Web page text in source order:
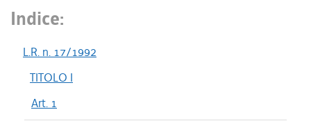
Indice:
L.R. n. 17/1992
TITOLO I
Art. 1